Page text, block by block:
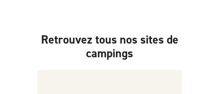
Retrouvez tous nos sites de
campings